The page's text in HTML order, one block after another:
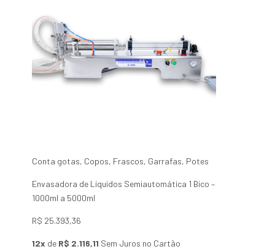
Conta gotas, Copos, Frascos, Garrafas, Potes
Envasadora de Líquidos Semiautomática 1 Bico –
1000ml a 5000ml
R$ 25.393,36
12x de R$ 2.116,11 Sem Juros no Cartão